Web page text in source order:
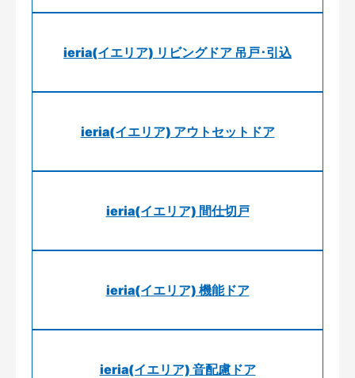
ieria(イエリア) リビングドア 吊戸･引込
ieria(イエリア) アウトセットドア
ieria(イエリア) 間仕切戸
ieria(イエリア) 機能ドア
ieria(イエリア) 音配慮ドア